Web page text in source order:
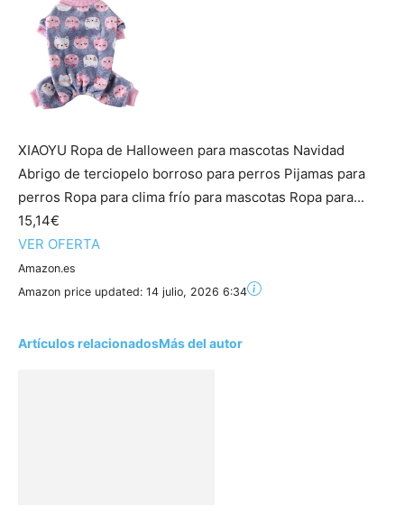
XIAOYU Ropa de Halloween para mascotas Navidad
Abrigo de terciopelo borroso para perros Pijamas para
perros Ropa para clima frío para mascotas Ropa para...
15,14€
VER OFERTA
Amazon.es
Amazon price updated: 14 julio, 2026 6:34
Artículos relacionadosMás del autor